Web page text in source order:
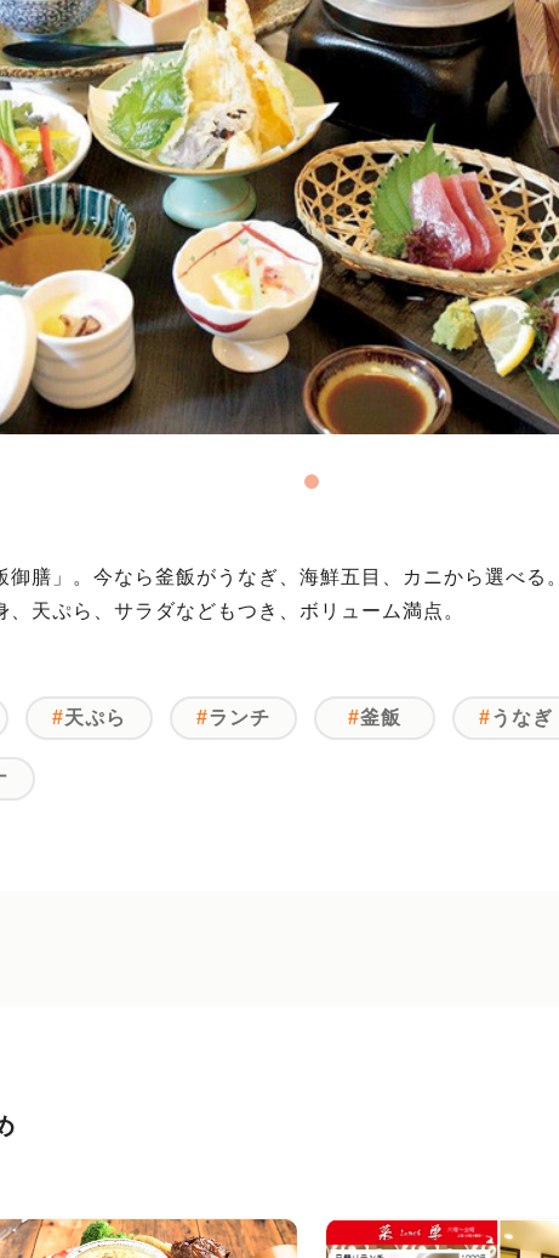
御膳」。今なら釜飯がうなぎ、海鮮五目、カニから選べる。
、天ぷら、サラダなどもつき、ボリューム満点。
天ぷら ランチ 釜飯 うなぎ